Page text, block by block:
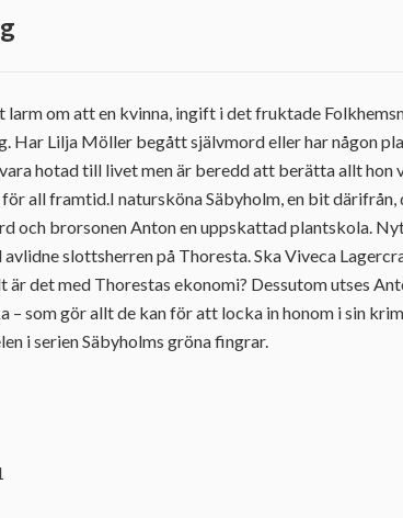
larm om att en kvinna, ingift i det fruktade
Har Lilja Möller begått självmord eller har någon
hotad till livet men är beredd att berätta allt hon
all framtid.I natursköna Säbyholm, en bit därifrån,
och brorsonen Anton en uppskattad plantskola.
slottsherren på Thoresta. Ska Viveca
är det med Thorestas ekonomi? Dessutom utses
– som gör allt de kan för att locka in honom i sin
i serien Säbyholms gröna fingrar.